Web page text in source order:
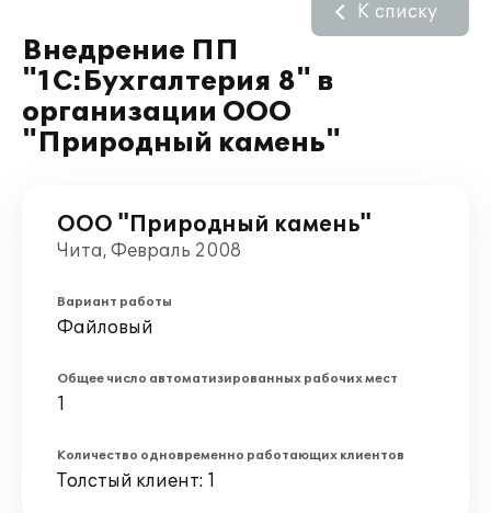
Внедрение ПП
"1С:Бухгалтерия 8" в
организации ООО
"Природный камень"
К списку
ООО "Природный камень"
Чита, Февраль 2008
Вариант работы
Файловый
Общее число автоматизированных рабочих мест
1
Количество одновременно работающих клиентов
Толстый клиент: 1